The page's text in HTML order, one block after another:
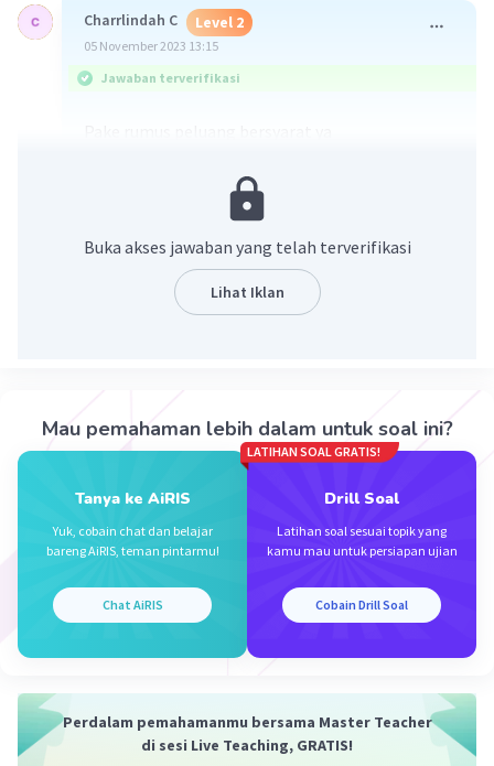
Charrlindah C Level 2
05 November 2023 13:15
Jawaban terverifikasi
Buka akses jawaban yang telah terverifikasi
Lihat Iklan
Mau pemahaman lebih dalam untuk soal ini?
Tanya ke AiRIS
Yuk, cobain chat dan belajar
bareng AiRIS, teman pintarmu!
Chat AiRIS
LATIHAN SOAL GRATIS!
Drill Soal
Latihan soal sesuai topik yang
kamu mau untuk persiapan ujian
Cobain Drill Soal
Perdalam pemahamanmu bersama Master Teacher
di sesi Live Teaching, GRATIS!